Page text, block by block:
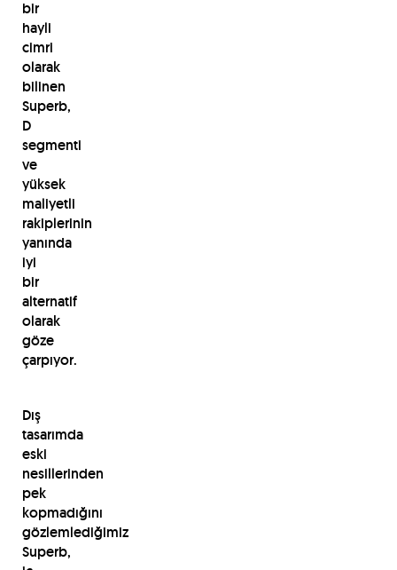
bir
hayli
cimri
olarak
bilinen
Superb,
D
segmenti
ve
yüksek
maliyetli
rakiplerinin
yanında
iyi
bir
alternatif
olarak
göze
çarpıyor.
Dış
tasarımda
eski
nesillerinden
pek
kopmadığını
gözlemlediğimiz
Superb,